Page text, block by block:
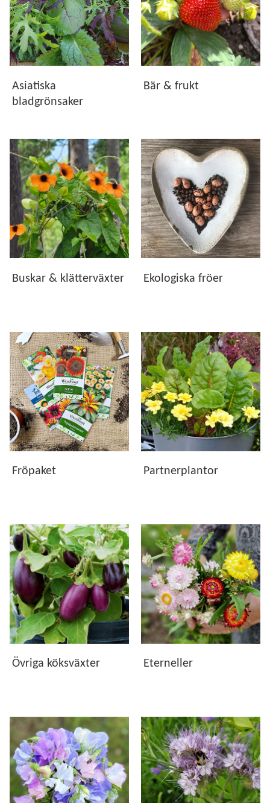
Asiatiska
bladgrönsaker
Bär & frukt
Buskar & klätterväxter Ekologiska fröer
Fröpaket Partnerplantor
Övriga köksväxter Eterneller